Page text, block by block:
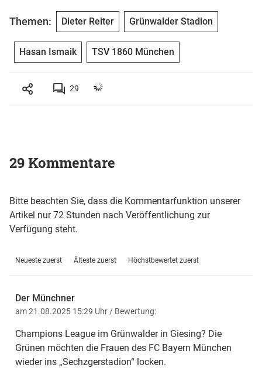
Themen: Dieter Reiter Grünwalder Stadion
Hasan Ismaik TSV 1860 München
29
29 Kommentare
Bitte beachten Sie, dass die Kommentarfunktion unserer
Artikel nur 72 Stunden nach Veröffentlichung zur
Verfügung steht.
Neueste zuerst Älteste zuerst Höchstbewertet zuerst
Der Münchner
am 21.08.2025 15:29 Uhr / Bewertung:
Champions League im Grünwalder in Giesing? Die
Grünen möchten die Frauen des FC Bayern München
wieder ins „Sechzgerstadion“ locken.